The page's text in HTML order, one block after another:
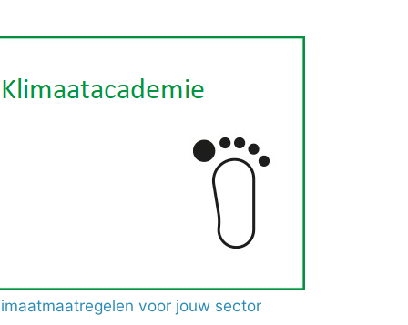
voor jouw sector